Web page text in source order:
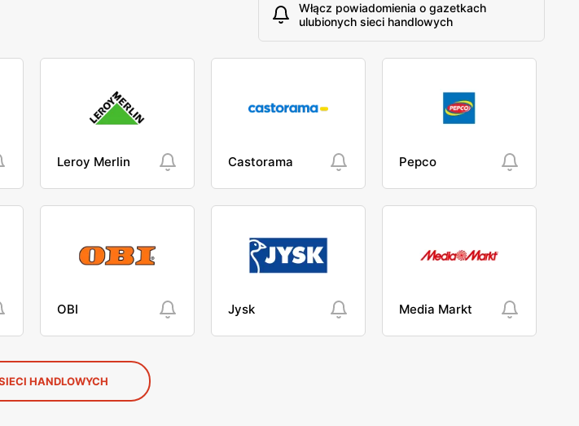
Włącz powiadomienia o gazetkach
ulubionych sieci handlowych
Leroy Merlin Castorama Pepco
OBI Jysk Media Markt
HANDLOWYCH